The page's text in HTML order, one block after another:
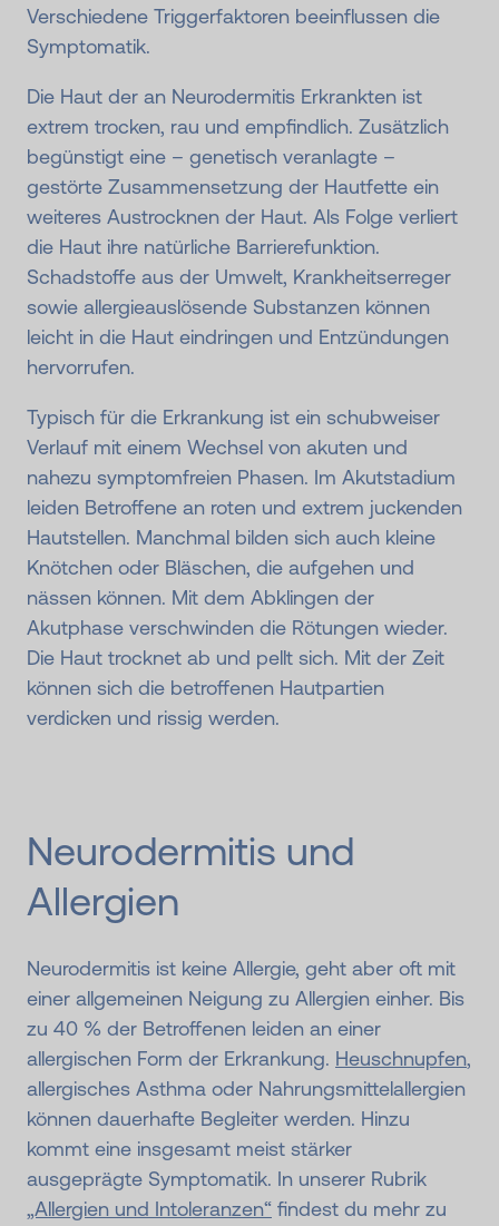
Verschiedene Triggerfaktoren beeinflussen die
Symptomatik.
Die Haut der an Neurodermitis Erkrankten ist
extrem trocken, rau und empfindlich. Zusätzlich
begünstigt eine – genetisch veranlagte –
gestörte Zusammensetzung der Hautfette ein
weiteres Austrocknen der Haut. Als Folge verliert
die Haut ihre natürliche Barrierefunktion.
Schadstoffe aus der Umwelt, Krankheitserreger
sowie allergieauslösende Substanzen können
leicht in die Haut eindringen und Entzündungen
hervorrufen.
Typisch für die Erkrankung ist ein schubweiser
Verlauf mit einem Wechsel von akuten und
nahezu symptomfreien Phasen. Im Akutstadium
leiden Betroffene an roten und extrem juckenden
Hautstellen. Manchmal bilden sich auch kleine
Knötchen oder Bläschen, die aufgehen und
nässen können. Mit dem Abklingen der
Akutphase verschwinden die Rötungen wieder.
Die Haut trocknet ab und pellt sich. Mit der Zeit
können sich die betroffenen Hautpartien
verdicken und rissig werden.
Neurodermitis und
Allergien
Neurodermitis ist keine Allergie, geht aber oft mit
einer allgemeinen Neigung zu Allergien einher. Bis
zu 40 % der Betroffenen leiden an einer
allergischen Form der Erkrankung. Heuschnupfen,
allergisches Asthma oder Nahrungsmittelallergien
können dauerhafte Begleiter werden. Hinzu
kommt eine insgesamt meist stärker
ausgeprägte Symptomatik. In unserer Rubrik
„Allergien und Intoleranzen“ findest du mehr zu